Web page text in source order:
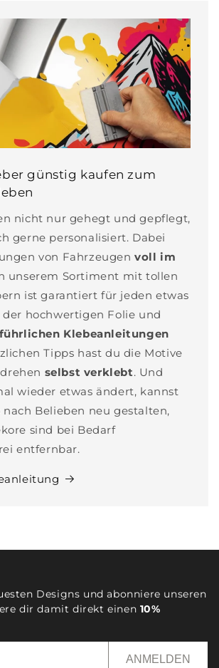
günstig kaufen zum
nicht nur gehegt und gepflegt,
gerne personalisiert. Dabei
von Fahrzeugenvoll im
unserem Sortiment mit tollen
ist garantiert für jeden etwas
der hochwertigen Folie und
Klebeanleitungen
Tipps hast du die Motive
selbst verklebt. Und
wieder etwas ändert, kannst
Belieben neu gestalten,
sind bei Bedarf
entfernbar.
Designs und abonniere unseren
dir damit direkt einen 10%
ANMELDEN